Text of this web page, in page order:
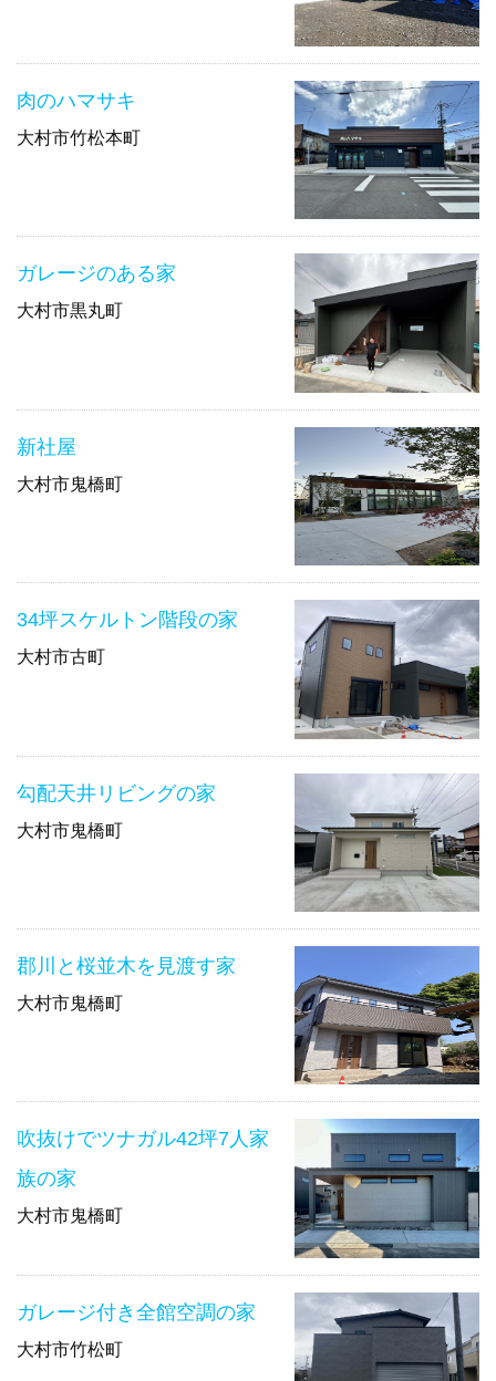
肉のハマサキ
大村市竹松本町
ガレージのある家
大村市黒丸町
新社屋
大村市鬼橋町
34坪スケルトン階段の家
大村市古町
勾配天井リビングの家
大村市鬼橋町
郡川と桜並木を見渡す家
大村市鬼橋町
吹抜けでツナガル42坪7人家
族の家
大村市鬼橋町
ガレージ付き全館空調の家
大村市竹松町